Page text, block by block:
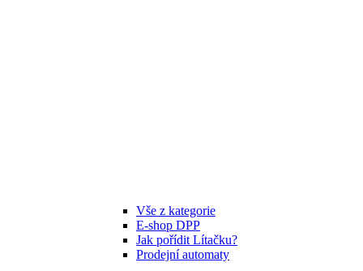
Vše z kategorie
E-shop DPP
Jak pořídit Lítačku?
Prodejní automaty